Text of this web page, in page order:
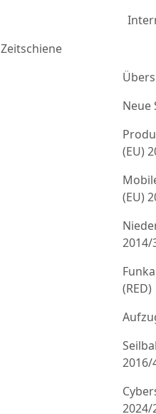
Zeitschiene
Neue
(EU)
(EU)
2014/
(RED)
2016/
2024/